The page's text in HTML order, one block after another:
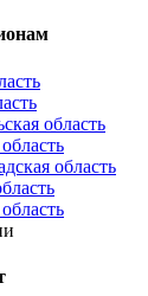
область
область